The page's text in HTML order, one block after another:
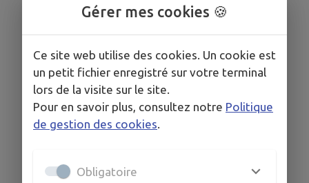
Rue Eugène Lecoeur,
Rue du 14 juin (entre la rue de Châtelet et
la rue Marie Harel),
Rue aux Moines de Jumièges (entre la rue
de Châtelet et la rue Marie Harel),
Rue Charlotte Corday (entre la rue du
Moulin et la rue des Réserves),
Perré et la rue du Comice),
Gérer mes cookies 🍪
Ce site web utilise des cookies. Un cookie est
un petit fichier enregistré sur votre terminal
lors de la visite sur le site.
Pour en savoir plus, consultez notre Politique
de gestion des cookies.
Obligatoire